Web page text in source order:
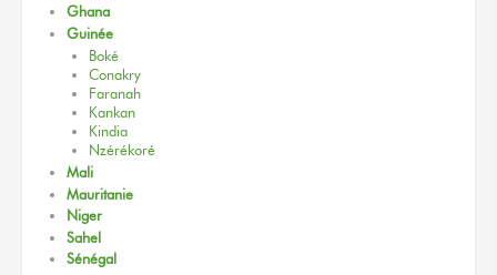
Ghana
Guinée
Boké
Conakry
Faranah
Kankan
Kindia
Nzérékoré
Mali
Mauritanie
Niger
Sahel
Sénégal